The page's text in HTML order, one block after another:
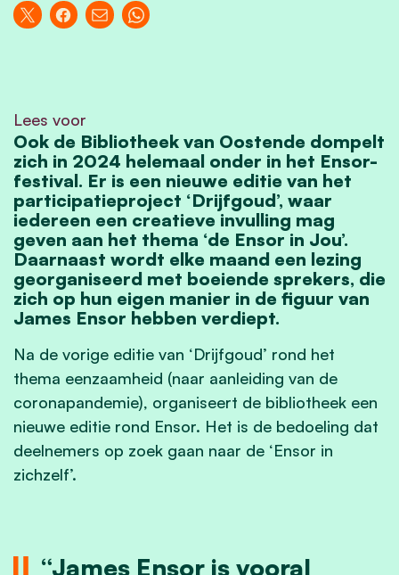
Lees voor
Ook de Bibliotheek van Oostende dompelt
zich in 2024 helemaal onder in het Ensor-
festival. Er is een nieuwe editie van het
participatieproject ‘Drijfgoud’, waar
iedereen een creatieve invulling mag
geven aan het thema ‘de Ensor in Jou’.
Daarnaast wordt elke maand een lezing
georganiseerd met boeiende sprekers, die
zich op hun eigen manier in de figuur van
James Ensor hebben verdiept.
Na de vorige editie van ‘Drijfgoud’ rond het
thema eenzaamheid (naar aanleiding van de
coronapandemie), organiseert de bibliotheek een
nieuwe editie rond Ensor. Het is de bedoeling dat
deelnemers op zoek gaan naar de ‘Ensor in
zichzelf’.
James Ensor is vooral